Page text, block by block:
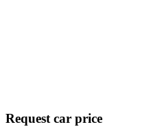
Request car price